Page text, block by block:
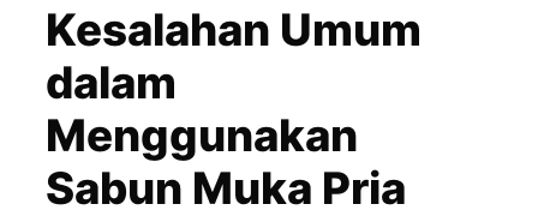
Kesalahan Umum
dalam
Menggunakan
Sabun Muka Pria